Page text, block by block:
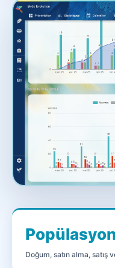
Doğum, satın alma, satış